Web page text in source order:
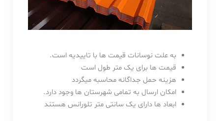
به علت نوسانات قیمت ها با تاییدیه است.
قیمت ها برای یک متر طول است
هزینه حمل جداگانه محاسبه میگردد
امکان ارسال به تمامی شهرستان ها وجود دارد.
ابعاد ها دارای یک سانتی متر تلورانس هستند